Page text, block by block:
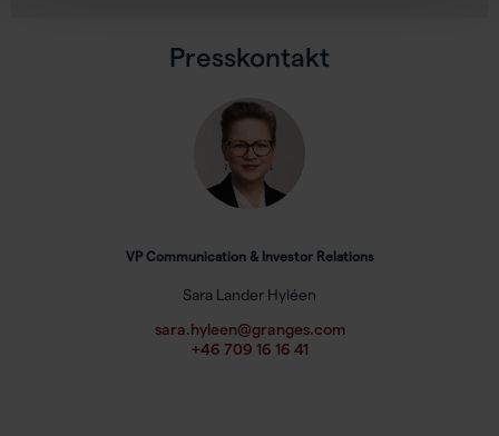
Presskontakt
VP Communication & Investor Relations
Sara Lander Hyléen
sara.hyleen@granges.com
+46 709 16 16 41